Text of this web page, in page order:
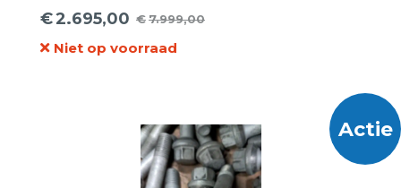
en 275 45 21 Sportcontact-6 MO
zomerbanden
€7.999,00
Oorspronkelijke
prijs
€2.695,00
Huidige
prijs
Niet op voorraad
Actie